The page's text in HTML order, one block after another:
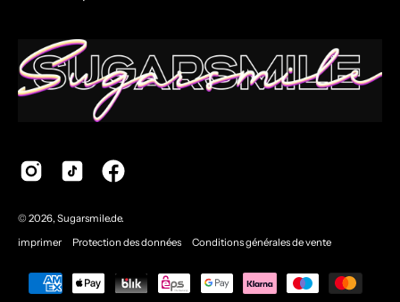
© 2026, Sugarsmile.de.
imprimer
Protection des données Conditions générales de vente